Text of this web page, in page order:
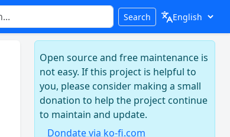
Search
Open source and free maintenance is
not easy. If this project is helpful to
you, please consider making a small
donation to help the project continue
to maintain and update.
Dondate via ko-fi.com